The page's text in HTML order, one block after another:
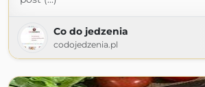
Co do jedzenia
codojedzenia.pl